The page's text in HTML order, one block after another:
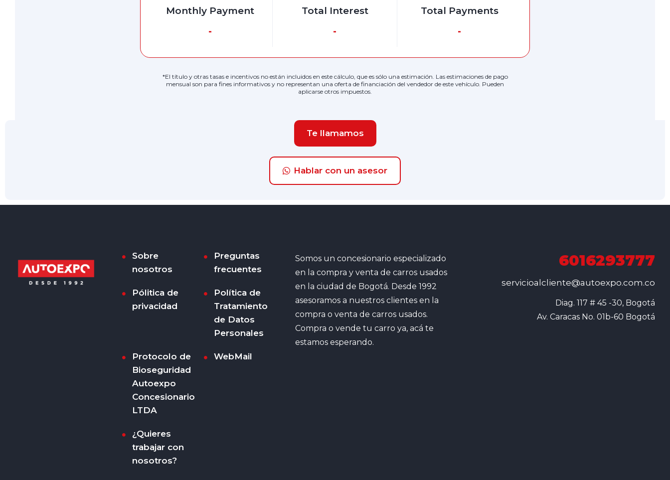
Monthly Payment
-
Total Interest
-
Total Payments
-
*El título y otras tasas e incentivos no están incluidos en este cálculo, que es sólo una estimación. Las estimaciones de pago
mensual son para fines informativos y no representan una oferta de financiación del vendedor de este vehículo. Pueden
aplicarse otros impuestos.
Te llamamos
Hablar con un asesor
Sobre
nosotros
Preguntas
frecuentes
Pólitica de
privacidad
Política de
Tratamiento
de Datos
Personales
Protocolo de
Bioseguridad
Autoexpo
Concesionario
LTDA
WebMail
¿Quieres
trabajar con
nosotros?
Somos un concesionario especializado
en la compra y venta de carros usados
en la ciudad de Bogotá. Desde 1992
asesoramos a nuestros clientes en la
compra o venta de carros usados.
Compra o vende tu carro ya, acá te
estamos esperando.
6016293777
servicioalcliente@autoexpo.com.co
Diag. 117 # 45 -30, Bogotá
Av. Caracas No. 01b-60 Bogotá